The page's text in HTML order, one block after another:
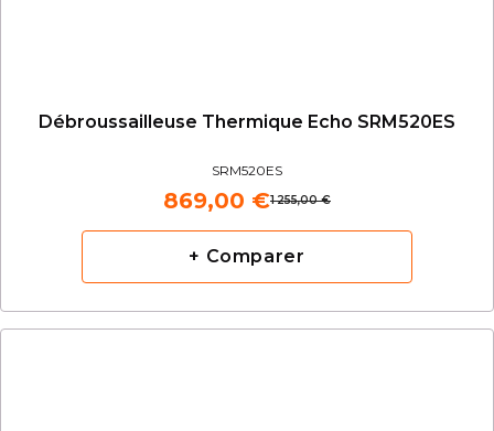
Débroussailleuse Thermique Echo SRM520ES
SRM520ES
1 255,00 €
869,00 €
+ Comparer